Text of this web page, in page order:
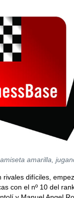
amarilla,
rivales difíciles,
con el nº 10 del